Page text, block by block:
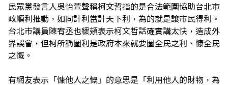
民眾黨發言人吳怡萱聲稱柯文哲指的是合法範圍協助台北市
政順利推動，如同計利當計天下利，為的就是讓市民得利。
台北市議員陳宥丞也緩頰表示柯文哲話確實講太快，造成外
界誤會，但柯所稱圖利是政府本來就要圖全民之利、慷全民
之慨。
有網友表示「慷他人之慨」的意思是「利用他人的財物，為